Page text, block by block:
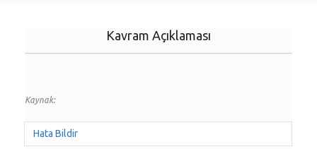
Kavram Açıklaması
Kaynak:
Hata Bildir